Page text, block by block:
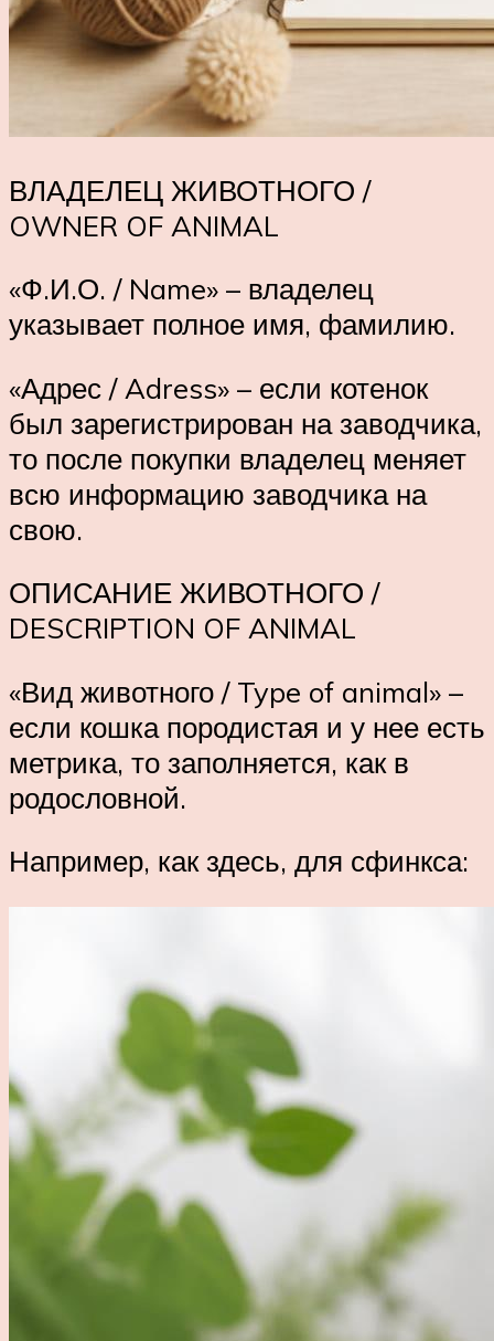
ВЛАДЕЛЕЦ ЖИВОТНОГО /
OWNER OF ANIMAL
«Ф.И.О. / Name» – владелец
указывает полное имя, фамилию.
«Адрес / Adress» – если котенок
был зарегистрирован на заводчика,
то после покупки владелец меняет
всю информацию заводчика на
свою.
ОПИСАНИЕ ЖИВОТНОГО /
DESCRIPTION OF ANIMAL
«Вид животного / Type of animal» –
если кошка породистая и у нее есть
метрика, то заполняется, как в
родословной.
Например, как здесь, для сфинкса: